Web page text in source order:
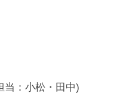
当：小松・田中)